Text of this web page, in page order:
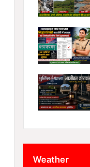
Weather